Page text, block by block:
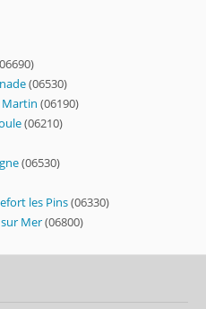
(06530)
Martin (06190)
(06210)
(06530)
les Pins(06330)
Mer(06800)